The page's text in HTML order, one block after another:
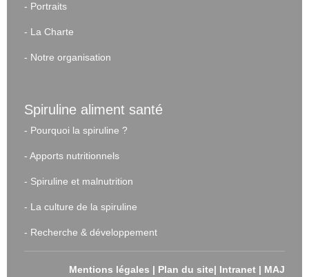
- Portraits
- La Charte
- Notre organisation
Spiruline aliment santé
- Pourquoi la spiruline ?
- Apports nutritionnels
- Spiruline et malnutrition
- La culture de la spiruline
- Recherche & développement
Mentions légales | Plan du site| Intranet | MAJ